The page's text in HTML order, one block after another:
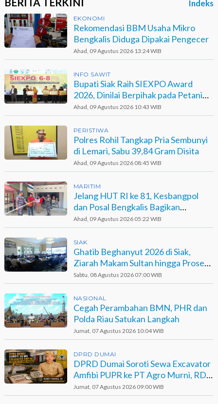
Indeks
EKONOMI
Rekomendasi BBM Usaha Mikro
Bengkalis Diduga Dipakai Pengecer
Ahad, 09 Agustus 2026 13:24 WIB
INFO SAWIT
Bupati Siak Raih SIEXPO Award
2026, Dinilai Berpihak pada Petani
Sawit
Ahad, 09 Agustus 2026 10:43 WIB
PERISTIWA
Polres Rohil Tangkap Pria Sembunyi
di Lemari, Sabu 39,84 Gram Disita
Ahad, 09 Agustus 2026 08:45 WIB
MARITIM
Jelang HUT RI ke 81, Kesbangpol
dan Posal Bengkalis Bagikan
Bendera ke Warga Pesisir
Ahad, 09 Agustus 2026 05:22 WIB
SIAK
Ghatib Beghanyut 2026 di Siak,
Ziarah Makam Sultan hingga Prosesi
di Sungai
Sabtu, 08 Agustus 2026 07:00 WIB
NASIONAL
Cegah Perambahan BMN, PHR dan
Polda Riau Satukan Langkah
Jumat, 07 Agustus 2026 10:04 WIB
DPRD DUMAI
DPRD Dumai Soroti Sewa Excavator
Amfibi PUPR ke PT Agro Murni, RDP
Jadi Opsi
Jumat, 07 Agustus 2026 09:00 WIB